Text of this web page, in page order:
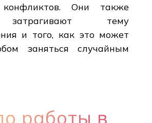
Они также
тему
и того, как это может
заняться случайным
работы в